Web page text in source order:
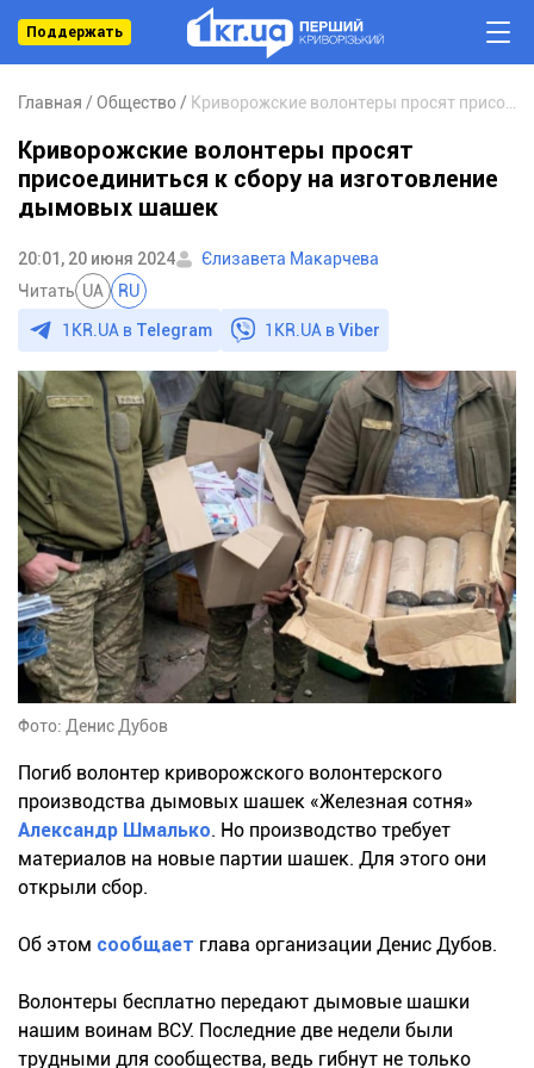
Поддержать
Главная Общество
Криворожские волонтеры просят
присоединиться к сбору на изготовление
дымовых шашек
20:01, 20 июня 2024
Єлизавета Макарчева
Читать UA RU
1KR.UA в Telegram 1KR.UA вViber
Фото: Денис Дубов
Погиб волонтер криворожского волонтерского
производства дымовых шашек «Железная сотня»
Александр Шмалько. Но производство требует
материалов на новые партии шашек. Для этого они
открыли сбор.
Об этом сообщает глава организации Денис Дубов.
Волонтеры бесплатно передают дымовые шашки
нашим воинам ВСУ. Последние две недели были
трудными для сообщества, ведь гибнут не только